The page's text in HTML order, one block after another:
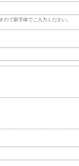
で新字体でご入力ください。